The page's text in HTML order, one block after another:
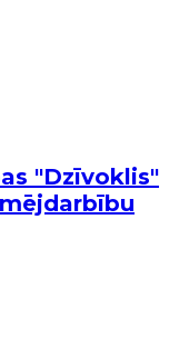
"Dzīvoklis"